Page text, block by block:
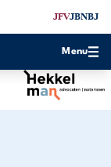
JFVJBNBJ
Menu